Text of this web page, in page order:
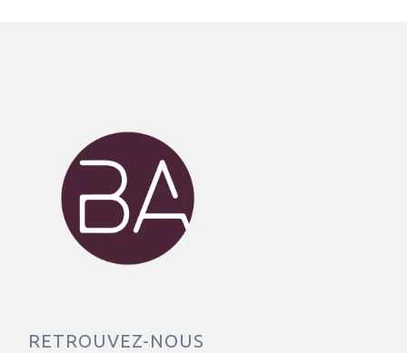
RETROUVEZ-NOUS